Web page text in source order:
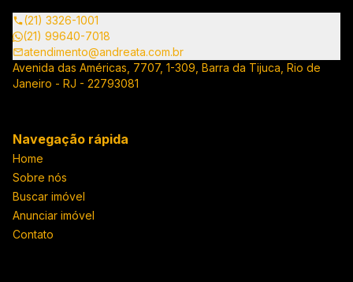
(21) 3326-1001
(21) 99640-7018
atendimento@andreata.com.br
Avenida das Américas, 7707, 1-309, Barra da Tijuca, Rio de
Janeiro - RJ - 22793081
Navegação rápida
Home
Sobre nós
Buscar imóvel
Anunciar imóvel
Contato